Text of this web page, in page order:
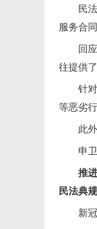
民
服务合
回
往提供
针
等恶劣
此
申
推
民法典
新